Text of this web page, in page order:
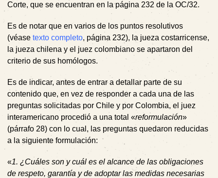
Corte, que se encuentran en la página 232 de la OC/32.
Es de notar que en varios de los puntos resolutivos
(véase texto completo, página 232), la jueza costarricense,
la jueza chilena y el juez colombiano se apartaron del
criterio de sus homólogos.
Es de indicar, antes de entrar a detallar parte de su
contenido que, en vez de responder a cada una de las
preguntas solicitadas por Chile y por Colombia, el juez
interamericano procedió a una total «reformulación»
(párrafo 28) con lo cual, las preguntas quedaron reducidas
a la siguiente formulación:
«1. ¿Cuáles son y cuál es el alcance de las obligaciones
de respeto, garantía y de adoptar las medidas necesarias